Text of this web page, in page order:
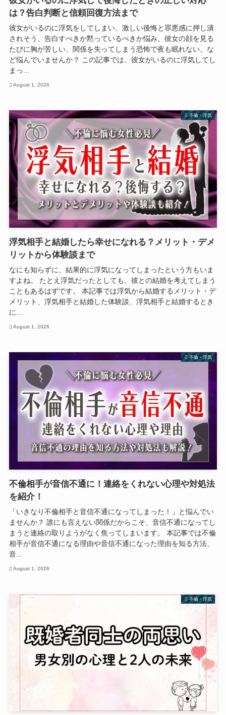
は？告白判断と信頼回復方法まで
彼女がいるのに浮気をしてしまい、激しい後悔と罪悪感に押し潰
されそう、告白すべきか黙っているべきか悩み、彼女の顔を見る
たびに胸が苦しい、関係を失ってしまう恐怖で夜も眠れない、な
ど悩んでいませんか？ この記事では、彼女がいるのに浮気してし
まっ...
August 1, 2026
不倫・浮気
浮気相手と結婚したら幸せになれる？メリット・デメ
リットから体験談まで
なにも知らずに、結果的に浮気になってしまったという方もいま
すよね。 たとえ浮気だったとしても、彼との結婚を考えてしまう
こともあるはずです。 本記事では浮気から結婚するメリット・デ
メリット、浮気相手と結婚した体験談、浮気相手と結婚するとき
に...
August 1, 2026
不倫・浮気
不倫相手が音信不通に！連絡をくれない心理や対処法
を紹介！
「いきなり不倫相手と音信不通になってしまった！」と悩んでい
ませんか？ 誰にも言えない関係だからこそ、音信不通になってし
まうと連絡の取りようがなく焦ってしまいます。 本記事では不倫
相手が音信不通になる理由や音信不通になった理由を知る方法、
音...
August 1, 2026
不倫・浮気